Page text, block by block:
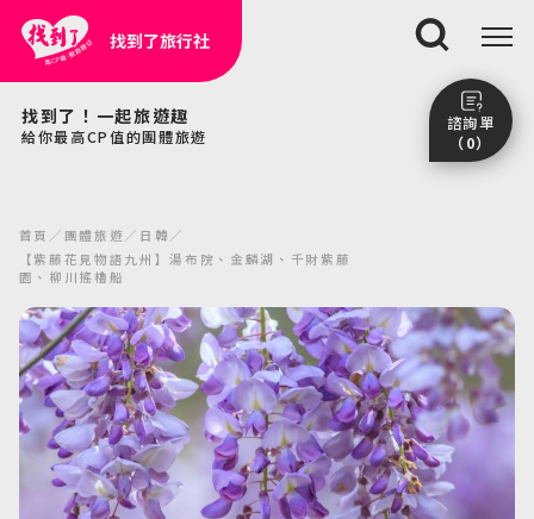
找到了旅行社
找到了！一起旅遊趣
給你最高CP值的團體旅遊
搜尋
諮詢單
（0）
前往諮詢單頁面
首頁 團體旅遊
日韓
【紫藤花見物語九州】湯布院、金麟湖、千財紫藤
園、柳川搖櫓船